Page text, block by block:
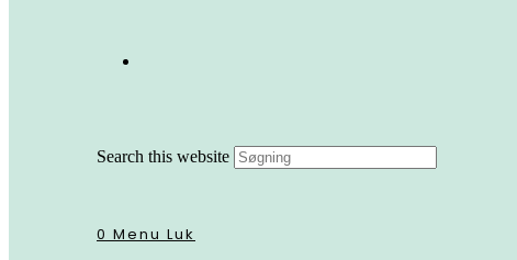
Search this website
0 Menu Luk